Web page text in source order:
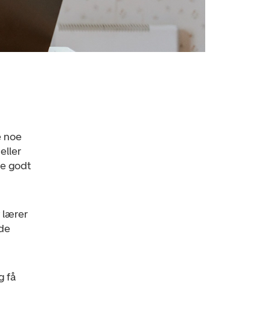
noe
godt
lærer
få